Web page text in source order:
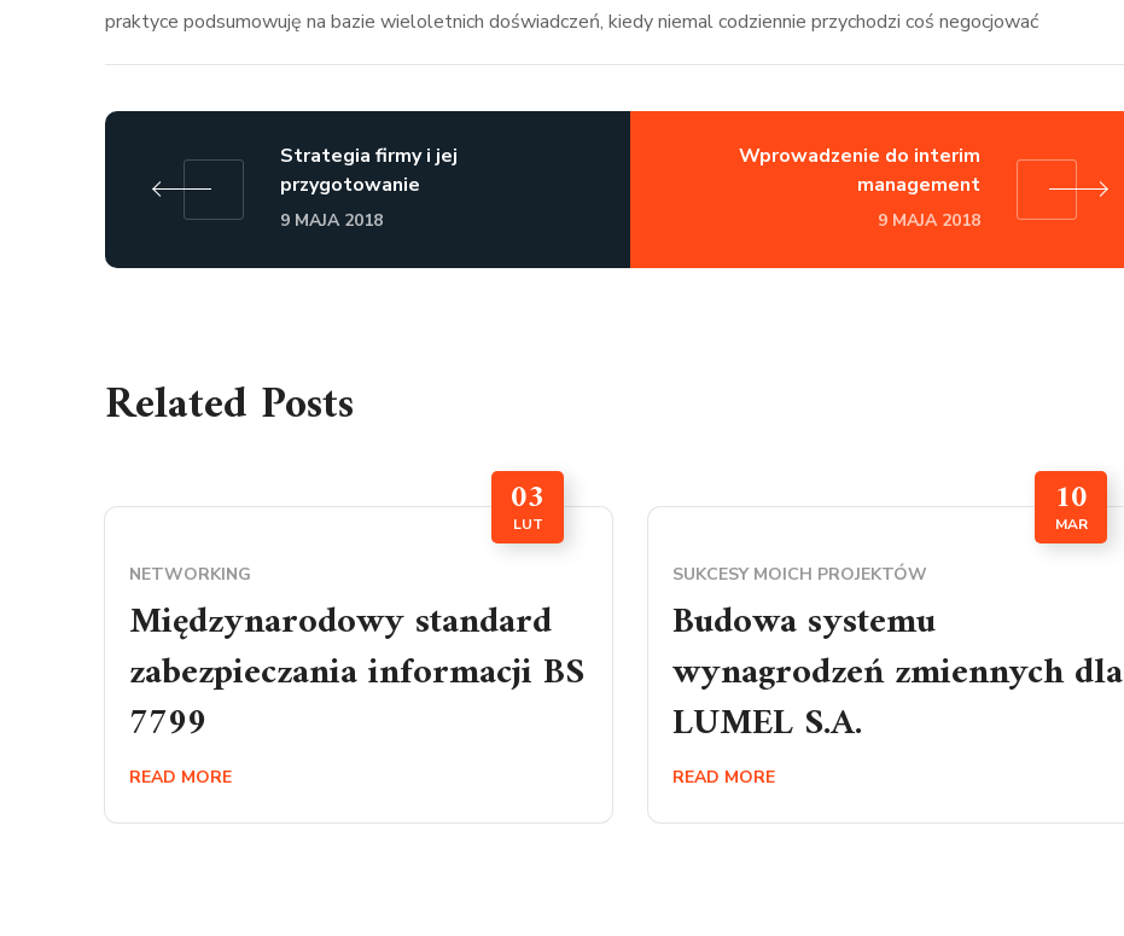
praktyce podsumowuję na bazie wieloletnich doświadczeń, kiedy niemal codziennie przychodzi coś negocjować
Strategia firmy i jej
przygotowanie
9 MAJA 2018
Wprowadzenie do interim
management
9 MAJA 2018
Related Posts
03
LUT
NETWORKING
Międzynarodowy standard
zabezpieczania informacji BS
7799
READ MORE
10
MAR
SUKCESY MOICH PROJEKTÓW
Budowa systemu
wynagrodzeń zmiennych dla
LUMEL S.A.
READ MORE